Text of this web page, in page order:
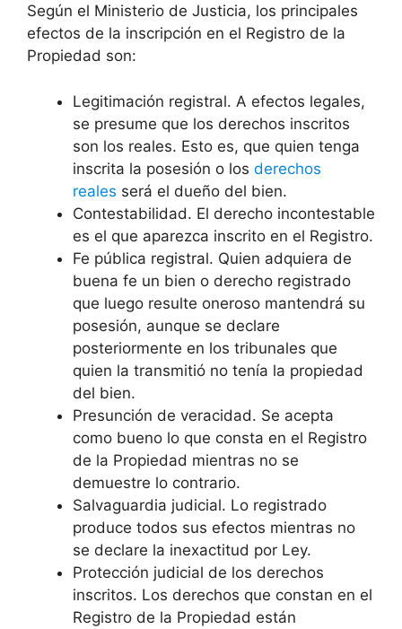
Según el Ministerio de Justicia, los principales
efectos de la inscripción en el Registro de la
Propiedad son:
Legitimación registral. A efectos legales,
se presume que los derechos inscritos
son los reales. Esto es, que quien tenga
inscrita la posesión o los derechos
reales será el dueño del bien.
Contestabilidad. El derecho incontestable
es el que aparezca inscrito en el Registro.
Fe pública registral. Quien adquiera de
buena fe un bien o derecho registrado
que luego resulte oneroso mantendrá su
posesión, aunque se declare
posteriormente en los tribunales que
quien la transmitió no tenía la propiedad
del bien.
Presunción de veracidad. Se acepta
como bueno lo que consta en el Registro
de la Propiedad mientras no se
demuestre lo contrario.
Salvaguardia judicial. Lo registrado
produce todos sus efectos mientras no
se declare la inexactitud por Ley.
Protección judicial de los derechos
inscritos. Los derechos que constan en el
Registro de la Propiedad están